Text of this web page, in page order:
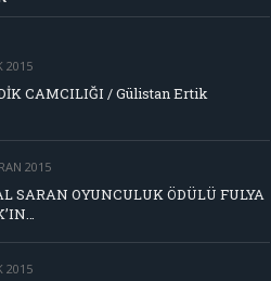
2015
CAMCILIĞI / Gülistan Ertik
2015
SARAN OYUNCULUK ÖDÜLÜ FULYA
2015